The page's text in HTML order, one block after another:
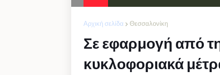
Αρχική σελίδα Θεσσαλονίκη
Σε εφαρμογή από
κυκλοφοριακά